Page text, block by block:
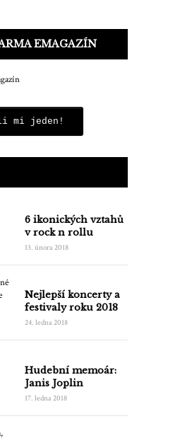
EMAGAZÍN
mi jeden!
6 ikonických vztahů
v rock n rollu
13. února 2018
Nejlepší koncerty a
festivaly roku 2018
24. ledna 2018
Hudební memoár:
Janis Joplin
17. ledna 2018